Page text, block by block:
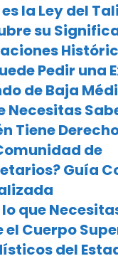
es la Ley del
su
Pedir una
de Baja
Necesitas
Tiene
de
Guía
que
el Cuerpo
del